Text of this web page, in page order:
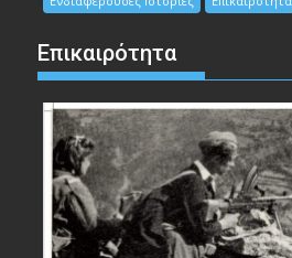
Επικαιρότητα